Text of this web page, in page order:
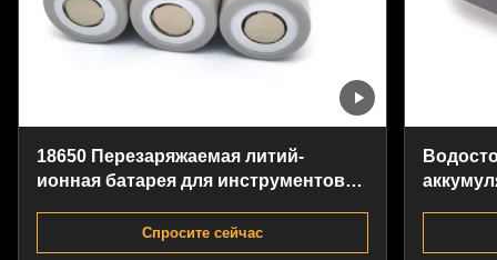
18650 Перезаряжаемая литий-
ионная батарея для инструментов
Спросите сейчас